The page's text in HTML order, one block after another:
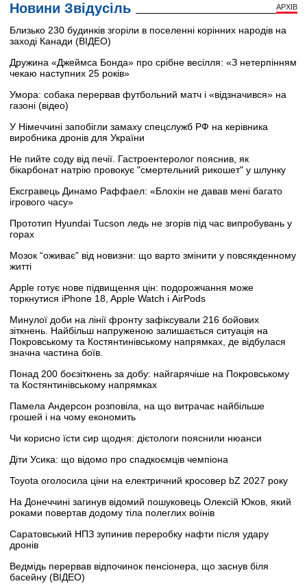
Новини Звідусіль АРХІВ
Близько 230 будинків згоріли в поселенні корінних народів на
заході Канади (ВІДЕО)
Дружина «Джеймса Бонда» про срібне весілля: «З нетерпінням
чекаю наступних 25 років»
Умора: собака перервав футбольний матч і «відзначився» на
газоні (відео)
У Німеччині запобігли замаху спецслужб РФ на керівника
виробника дронів для України
Не пийте соду від печії. Гастроентеролог пояснив, як
бікарбонат натрію провокує "смертельний рикошет" у шлунку
Ексгравець Динамо Раффаел: «Блохін не давав мені багато
ігрового часу»
Прототип Hyundai Tucson ледь не згорів під час випробувань у
горах
Мозок “оживає” від новизни: що варто змінити у повсякденному
житті
Apple готує нове підвищення цін: подорожчання може
торкнутися iPhone 18, Apple Watch і AirPods
Минулої доби на лінії фронту зафіксували 216 бойових
зіткнень. Найбільш напруженою залишається ситуація на
Покровському та Костянтинівському напрямках, де відбулася
значна частина боїв.
Понад 200 боєзіткнень за добу: найгарячіше на Покровському
та Костянтинівському напрямках
Памела Андерсон розповіла, на що витрачає найбільше
грошей і на чому економить
Чи корисно їсти сир щодня: дієтологи пояснили нюанси
Діти Усика: що відомо про спадкоємців чемпіона
Toyota оголосила ціни на електричний кросовер bZ 2027 року
На Донеччині загинув відомий пошуковець Олексій Юков, який
роками повертав додому тіла полеглих воїнів
Саратовський НПЗ зупинив переробку нафти після удару
дронів
Ведмідь перервав відпочинок пенсіонера, що заснув біля
басейну (ВІДЕО)